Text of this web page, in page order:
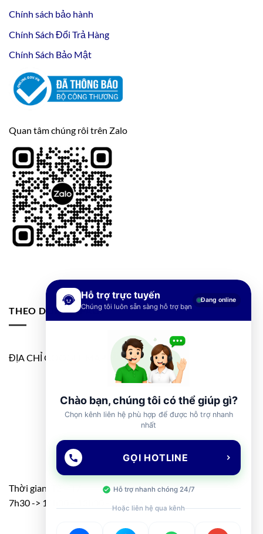
Chính sách bảo hành
Chính Sách Đổi Trả Hàng
Chính Sách Bảo Mật
Quan tâm chúng rôi trên Zalo
THEO DÕI FANPAGE
ĐỊA CHỈ GOOGLE MAP
Thời gian: T2 – T7
7h30 -> 11h30 – 13h00 -> 17h00
Hỗ trợ trực tuyến
Chúng tôi luôn sẵn sàng hỗ trợ bạn
Đang online
Chào bạn, chúng tôi có thể giúp gì?
Chọn kênh liên hệ phù hợp để được hỗ trợ nhanh
nhất
GỌI HOTLINE
Hỗ trợ nhanh chóng 24/7
Hoặc liên hệ qua kênh